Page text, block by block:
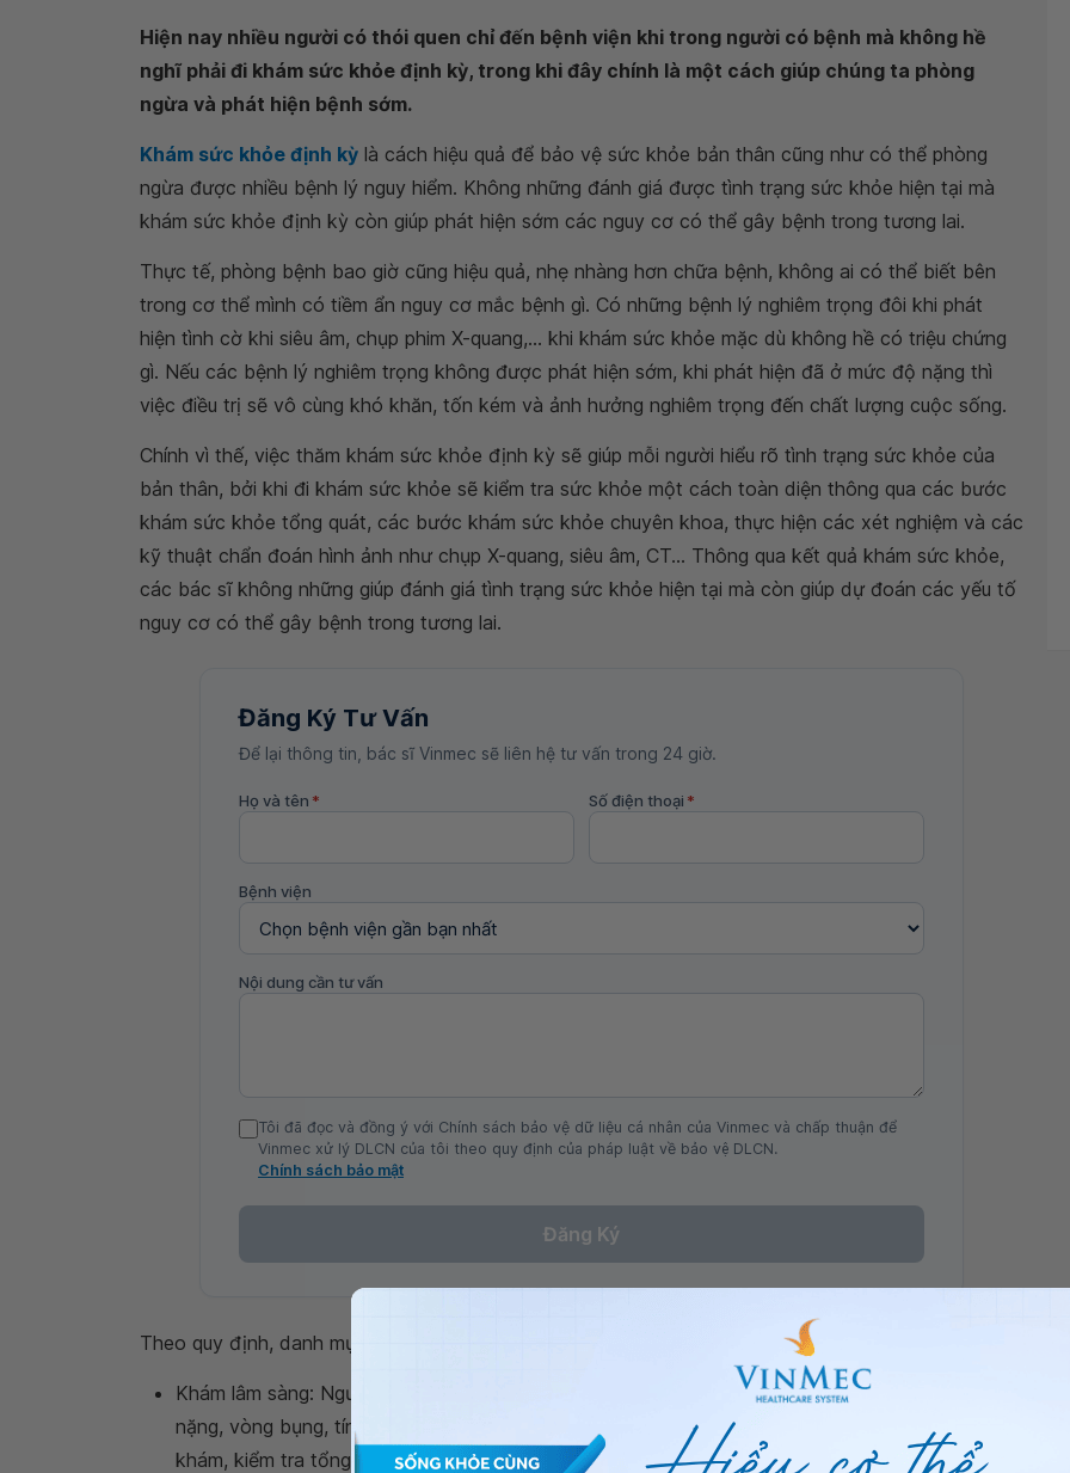
Hiện nay nhiều người có thói quen chỉ đến bệnh viện khi trong người có bệnh mà không hề
nghĩ phải đi khám sức khỏe định kỳ, trong khi đây chính là một cách giúp chúng ta phòng
ngừa và phát hiện bệnh sớm.
Khám sức khỏe định kỳ là cách hiệu quả để bảo vệ sức khỏe bản thân cũng như có thể phòng
ngừa được nhiều bệnh lý nguy hiểm. Không những đánh giá được tình trạng sức khỏe hiện tại mà
khám sức khỏe định kỳ còn giúp phát hiện sớm các nguy cơ có thể gây bệnh trong tương lai.
Thực tế, phòng bệnh bao giờ cũng hiệu quả, nhẹ nhàng hơn chữa bệnh, không ai có thể biết bên
trong cơ thể mình có tiềm ẩn nguy cơ mắc bệnh gì. Có những bệnh lý nghiêm trọng đôi khi phát
hiện tình cờ khi siêu âm, chụp phim X-quang,... khi khám sức khỏe mặc dù không hề có triệu chứng
gì. Nếu các bệnh lý nghiêm trọng không được phát hiện sớm, khi phát hiện đã ở mức độ nặng thì
việc điều trị sẽ vô cùng khó khăn, tốn kém và ảnh hưởng nghiêm trọng đến chất lượng cuộc sống.
Chính vì thế, việc thăm khám sức khỏe định kỳ sẽ giúp mỗi người hiểu rõ tình trạng sức khỏe của
bản thân, bởi khi đi khám sức khỏe sẽ kiểm tra sức khỏe một cách toàn diện thông qua các bước
khám sức khỏe tổng quát, các bước khám sức khỏe chuyên khoa, thực hiện các xét nghiệm và các
kỹ thuật chẩn đoán hình ảnh như chụp X-quang, siêu âm, CT... Thông qua kết quả khám sức khỏe,
các bác sĩ không những giúp đánh giá tình trạng sức khỏe hiện tại mà còn giúp dự đoán các yếu tố
nguy cơ có thể gây bệnh trong tương lai.
Đăng Ký Tư Vấn
Để lại thông tin, bác sĩ Vinmec sẽ liên hệ tư vấn trong 24 giờ.
Họ và tên * Số điện thoại *
Bệnh viện
Nội dung cần tư vấn
Tôi đã đọc và đồng ý với Chính sách bảo vệ dữ liệu cá nhân của Vinmec và chấp thuận để
Vinmec xử lý DLCN của tôi theo quy định của pháp luật về bảo vệ DLCN.
Chính sách bảo mật
Đăng Ký
Theo quy định, danh mục khám sức khỏe định kỳ bắt buộc sẽ bao gồm:
Khám lâm sàng: Người khám sức khỏe sẽ được kiểm tra thể lực bao gồm đo chiều cao, cân
nặng, vòng bụng, tính chỉ số BMI, kiểm tra mạch, đo huyết áp. Tiếp theo, bác sĩ sẽ thăm
khám, kiểm tra tổng quát các cơ quan trong cơ thể để phát hiện các bệnh lý hô hấp, tim